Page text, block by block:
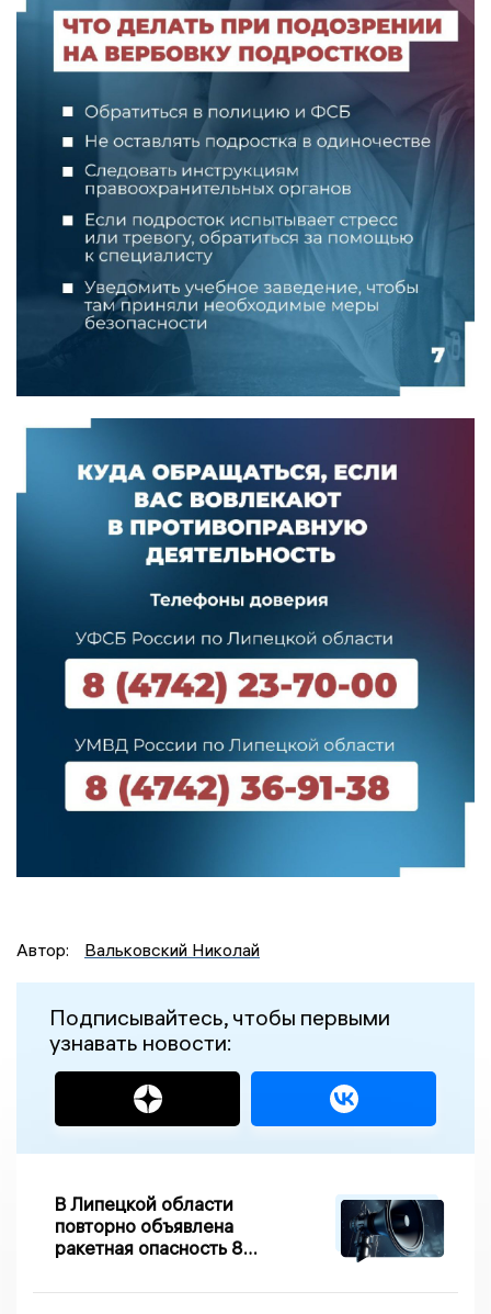
Автор: Вальковский Николай
Подписывайтесь, чтобы первыми
узнавать новости:
В Липецкой области
повторно объявлена
ракетная опасность 8